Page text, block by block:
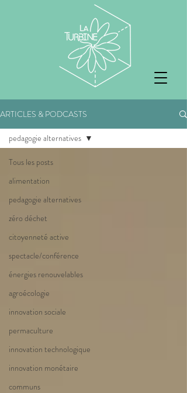
ARTICLES & PODCASTS
Tous les posts
alimentation
pedagogie alternatives
zéro déchet
citoyenneté active
spectacle/conférence
énergies renouvelables
agroécologie
innovation sociale
permaculture
innovation technologique
innovation monétaire
communs
pedagogie alternatives